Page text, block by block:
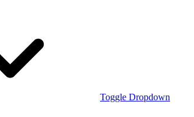
Toggle Dropdown